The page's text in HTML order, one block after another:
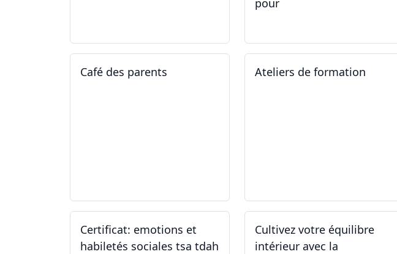
pour
Café des parents Ateliers de formation
Certificat: emotions et
habiletés sociales tsa tdah
Cultivez votre équilibre
intérieur avec la